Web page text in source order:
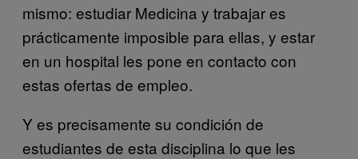
mismo: estudiar Medicina y trabajar es
prácticamente imposible para ellas, y estar
en un hospital les pone en contacto con
estas ofertas de empleo.
Y es precisamente su condición de
estudiantes de esta disciplina lo que les